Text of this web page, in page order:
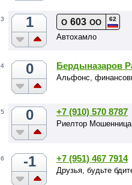
3 1 О 603 ОО 62
Автохамло
4 0 Бердыназаров
Альфонс,
5 0 +7 (910) 570 8787
Риелтор Мошенница
6 -1 +7 (951) 467 7914
Друзья, будьте